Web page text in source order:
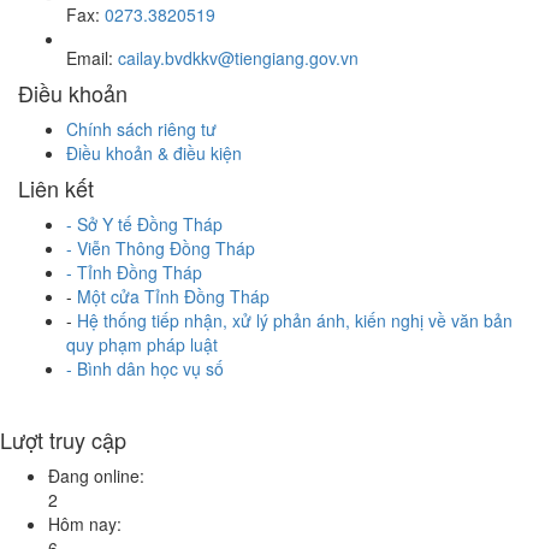
Fax: 0273.3820519
Email: cailay.bvdkkv@tiengiang.gov.vn
Điều khoản
Chính sách riêng tư
Điều khoản & điều kiện
Liên kết
- Sở Y tế Đồng Tháp
- Viễn Thông Đồng Tháp
- Tỉnh Đồng Tháp
- Một cửa Tỉnh Đồng Tháp
- Hệ thống tiếp nhận, xử lý phản ánh, kiến nghị về văn bản
quy phạm pháp luật
- Bình dân học vụ số
Lượt truy cập
Đang online:
2
Hôm nay: